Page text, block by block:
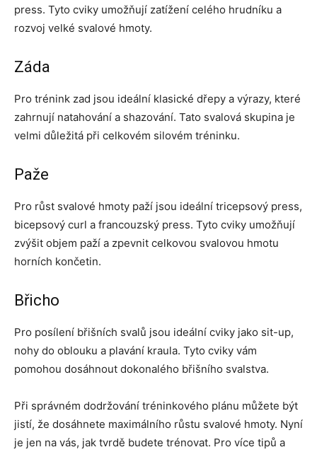
press. Tyto cviky umožňují zatížení celého hrudníku a
rozvoj velké svalové hmoty.
Záda
Pro trénink zad jsou ideální klasické dřepy a výrazy, které
zahrnují natahování a shazování. Tato svalová skupina je
velmi důležitá při celkovém silovém tréninku.
Paže
Pro růst svalové hmoty paží jsou ideální tricepsový press,
bicepsový curl a francouzský press. Tyto cviky umožňují
zvýšit objem paží a zpevnit celkovou svalovou hmotu
horních končetin.
Břicho
Pro posílení břišních svalů jsou ideální cviky jako sit-up,
nohy do oblouku a plavání kraula. Tyto cviky vám
pomohou dosáhnout dokonalého břišního svalstva.
Při správném dodržování tréninkového plánu můžete být
jistí, že dosáhnete maximálního růstu svalové hmoty. Nyní
je jen na vás, jak tvrdě budete trénovat. Pro více tipů a